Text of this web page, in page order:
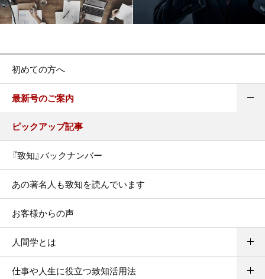
初めての方へ
最新号のご案内
ピックアップ記事
『致知』バックナンバー
あの著名人も致知を読んでいます
お客様からの声
人間学とは
仕事や人生に役立つ致知活用法